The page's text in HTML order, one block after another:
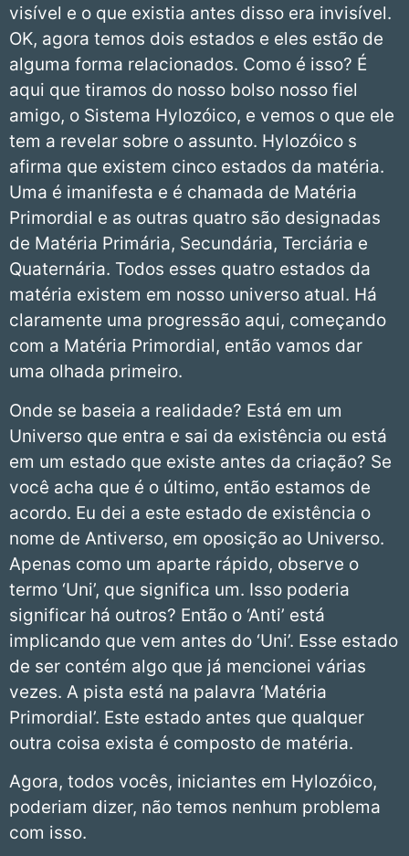
visível e o que existia antes disso era invisível.
OK, agora temos dois estados e eles estão de
alguma forma relacionados. Como é isso? É
aqui que tiramos do nosso bolso nosso fiel
amigo, o Sistema Hylozóico, e vemos o que ele
tem a revelar sobre o assunto. Hylozóico s
afirma que existem cinco estados da matéria.
Uma é imanifesta e é chamada de Matéria
Primordial e as outras quatro são designadas
de Matéria Primária, Secundária, Terciária e
Quaternária. Todos esses quatro estados da
matéria existem em nosso universo atual. Há
claramente uma progressão aqui, começando
com a Matéria Primordial, então vamos dar
uma olhada primeiro.
Onde se baseia a realidade? Está em um
Universo que entra e sai da existência ou está
em um estado que existe antes da criação? Se
você acha que é o último, então estamos de
acordo. Eu dei a este estado de existência o
nome de Antiverso, em oposição ao Universo.
Apenas como um aparte rápido, observe o
termo ‘Uni’, que significa um. Isso poderia
significar há outros? Então o ‘Anti’ está
implicando que vem antes do ‘Uni’. Esse estado
de ser contém algo que já mencionei várias
vezes. A pista está na palavra ‘Matéria
Primordial’. Este estado antes que qualquer
outra coisa exista é composto de matéria.
Agora, todos vocês, iniciantes em Hylozóico,
poderiam dizer, não temos nenhum problema
com isso.